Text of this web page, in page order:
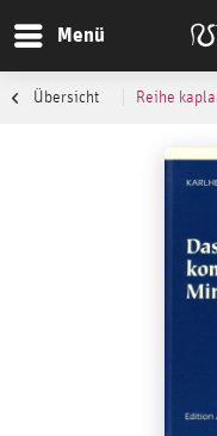
Menü
Übersicht Reihe